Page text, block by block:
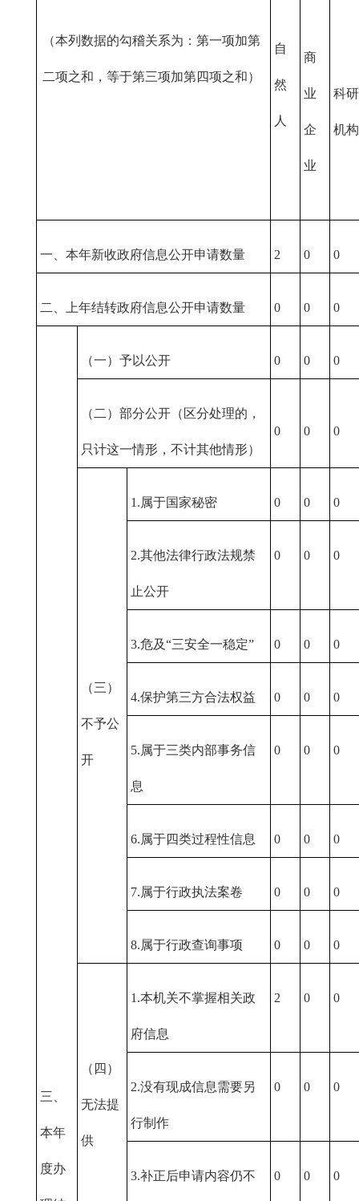
（本列数据的勾稽关系为：第一项加第
二项之和，等于第三项加第四项之和）
自
然
人
商
业
企
业
科研
机构
一、本年新收政府信息公开申请数量 2 0 0
二、上年结转政府信息公开申请数量 0 0 0
三、
本年
度办
（一）予以公开 0 0 0
（二）部分公开（区分处理的，
只计这一情形，不计其他情形）
0 0 0
（三）
不予公
开
1.属于国家秘密 0 0 0
2.其他法律行政法规禁
止公开
0 0 0
3.危及“三安全一稳定” 0 0 0
4.保护第三方合法权益 0 0 0
5.属于三类内部事务信
息
0 0 0
6.属于四类过程性信息 0 0 0
7.属于行政执法案卷 0 0 0
8.属于行政查询事项 0 0 0
（四）
无法提
供
1.本机关不掌握相关政
府信息
2 0 0
2.没有现成信息需要另
行制作
0 0 0
3.补正后申请内容仍不 0 0 0